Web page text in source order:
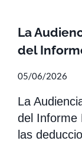
La
del
05/06/2026
La
del Informe
las